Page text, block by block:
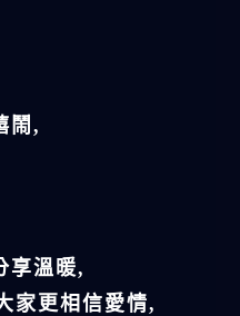
鬧,
享溫暖,
家更相信愛情,